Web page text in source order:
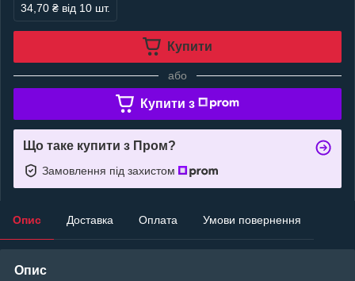
34,70 ₴ від 10 шт.
Купити
або
Купити з
Що таке купити з Пром?
Замовлення під захистом
Опис Доставка Оплата Умови повернення
Опис